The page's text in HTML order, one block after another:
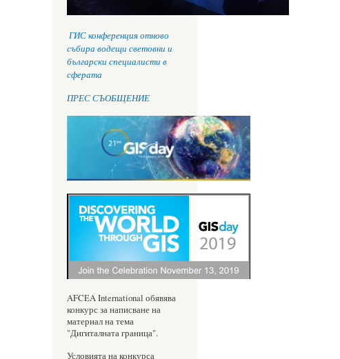
ГИС конференция отново
събира водещи световни и
български специалисти в
сферата
ПРЕС СЪОБЩЕНИЕ
AFCEA International обявява
конкурс за написване на
материал на тема
"Дигиталната граница".
Условията на конкурса